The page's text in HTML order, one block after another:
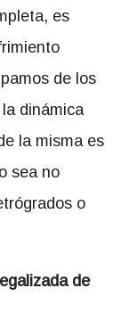
es
de los
dinámica
la misma es
sea no
o
de